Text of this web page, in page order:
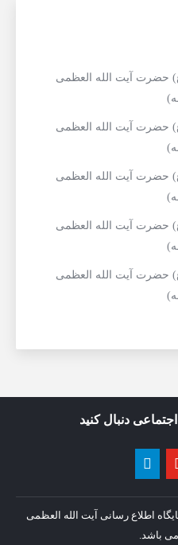
حضرت آیت الله العظمی
حضرت آیت الله العظمی
حضرت آیت الله العظمی
حضرت آیت الله العظمی
حضرت آیت الله العظمی
دنبال کنید
اطلاع رسانی آیت الله العظمی
باشد.